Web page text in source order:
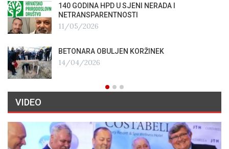
140 GODINA HPD U SJENI NERADA I
NETRANSPARENTNOSTI
11/05/2026
BETONARA OBULJEN KORŽINEK
14/04/2026
VIDEO